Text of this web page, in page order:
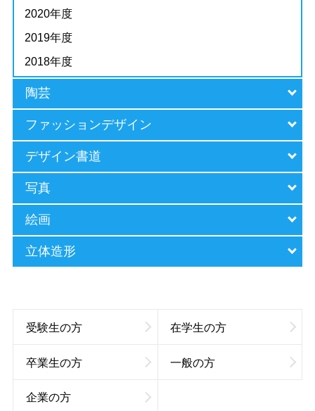
2020年度
2019年度
2018年度
陶芸
ファッションデザイン
デザイン書道
写真
絵画
立体造形
受験生の方 在学生の方
卒業生の方 一般の方
企業の方